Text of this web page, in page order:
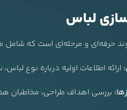
لباس
حرفه‌ای و مرحله‌ای است که شامل
ارائه اطلاعات اولیه درباره نوع
بررسی اهداف طراحی، مخاطبان